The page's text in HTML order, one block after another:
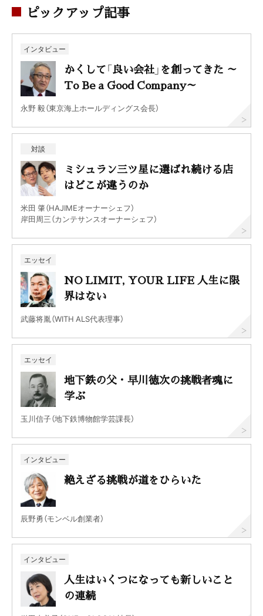
ピックアップ記事
インタビュー
かくして「良い会社」を創ってきた ～
To Be a Good Company～
永野 毅（東京海上ホールディングス会長）
対談
ミシュラン三ツ星に選ばれ続ける店
はどこが違うのか
米田 肇（HAJIMEオーナーシェフ）
岸田周三（カンテサンスオーナーシェフ）
エッセイ
NO LIMIT, YOUR LIFE 人生に限
界はない
武藤将胤（WITH ALS代表理事）
エッセイ
地下鉄の父・早川徳次の挑戦者魂に
学ぶ
玉川信子（地下鉄博物館学芸課長）
インタビュー
絶えざる挑戦が道をひらいた
辰野勇（モンベル創業者）
インタビュー
人生はいくつになっても新しいこと
の連続